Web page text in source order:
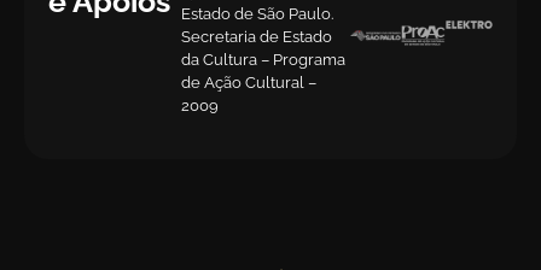
Estado de São Paulo.
Secretaria de Estado
da Cultura – Programa
de Ação Cultural –
2009